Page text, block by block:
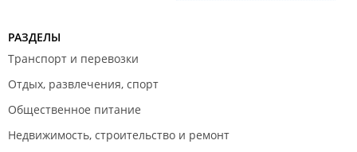
РАЗДЕЛЫ
Транспорт и перевозки
Отдых, развлечения, спорт
Общественное питание
Недвижимость, строительство и ремонт